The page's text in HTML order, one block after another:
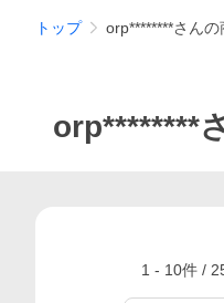
トップ orp********さん
orp********
1 - 10件 /